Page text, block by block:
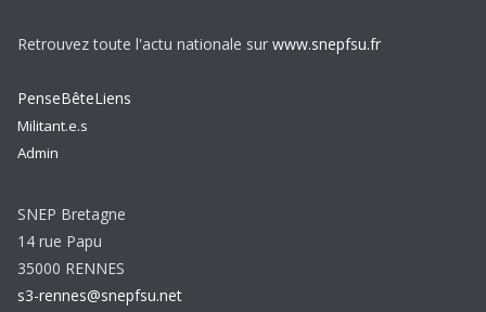
Retrouvez toute l'actu nationale sur www.snepfsu.fr
PenseBêteLiens
Militant.e.s
Admin
SNEP Bretagne
14 rue Papu
35000 RENNES
s3-rennes@snepfsu.net